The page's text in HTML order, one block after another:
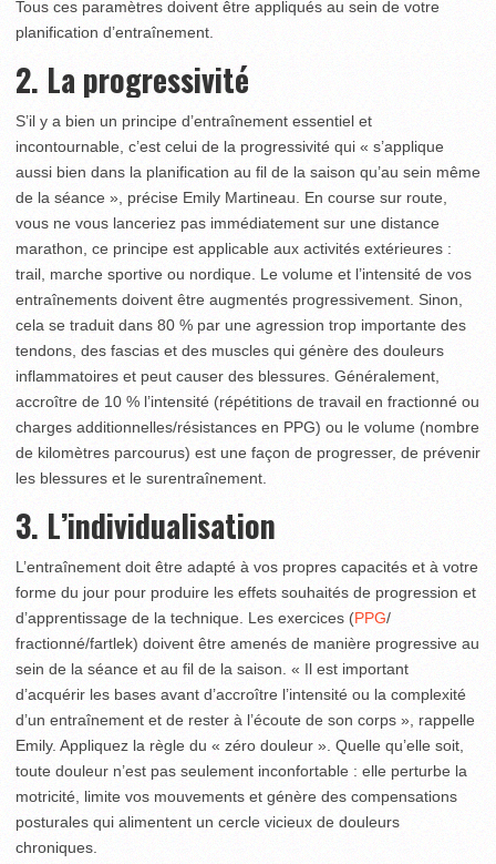
Tous ces paramètres doivent être appliqués au sein de votre
planification d’entraînement.
2. La progressivité
S’il y a bien un principe d’entraînement essentiel et
incontournable, c’est celui de la progressivité qui « s’applique
aussi bien dans la planification au fil de la saison qu’au sein même
de la séance », précise Emily Martineau. En course sur route,
vous ne vous lanceriez pas immédiatement sur une distance
marathon, ce principe est applicable aux activités extérieures :
trail, marche sportive ou nordique. Le volume et l’intensité de vos
entraînements doivent être augmentés progressivement. Sinon,
cela se traduit dans 80 % par une agression trop importante des
tendons, des fascias et des muscles qui génère des douleurs
inflammatoires et peut causer des blessures. Généralement,
accroître de 10 % l’intensité (répétitions de travail en fractionné ou
charges additionnelles/résistances en PPG) ou le volume (nombre
de kilomètres parcourus) est une façon de progresser, de prévenir
les blessures et le surentraînement.
3. L’individualisation
L’entraînement doit être adapté à vos propres capacités et à votre
forme du jour pour produire les effets souhaités de progression et
d’apprentissage de la technique. Les exercices (PPG/
fractionné/fartlek) doivent être amenés de manière progressive au
sein de la séance et au fil de la saison. « Il est important
d’acquérir les bases avant d’accroître l’intensité ou la complexité
d’un entraînement et de rester à l’écoute de son corps », rappelle
Emily. Appliquez la règle du « zéro douleur ». Quelle qu’elle soit,
toute douleur n’est pas seulement inconfortable : elle perturbe la
motricité, limite vos mouvements et génère des compensations
posturales qui alimentent un cercle vicieux de douleurs
chroniques.